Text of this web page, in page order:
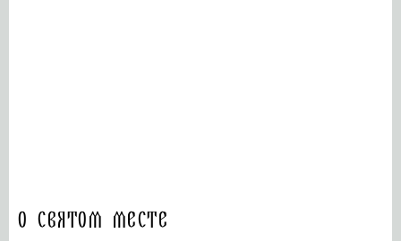
О святом месте